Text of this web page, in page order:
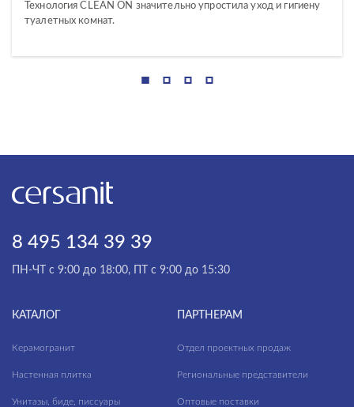
Технология CLEAN ON значительно упростила уход и гигиену
туалетных комнат.
8 495 134 39 39
ПН-ЧТ с 9:00 до 18:00, ПТ с 9:00 до 15:30
КАТАЛОГ
Керамогранит
Настенная плитка
Унитазы, биде, писсуары
ПАРТНЕРАМ
Отдел проектных продаж
Региональные представители
Оптовые поставки